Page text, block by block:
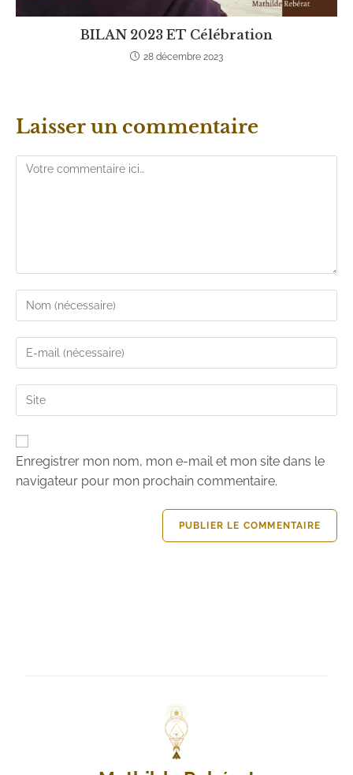
BILAN 2023 ET Célébration
28 décembre 2023
Laisser un commentaire
Enregistrer mon nom, mon e-mail et mon site dans le
navigateur pour mon prochain commentaire.